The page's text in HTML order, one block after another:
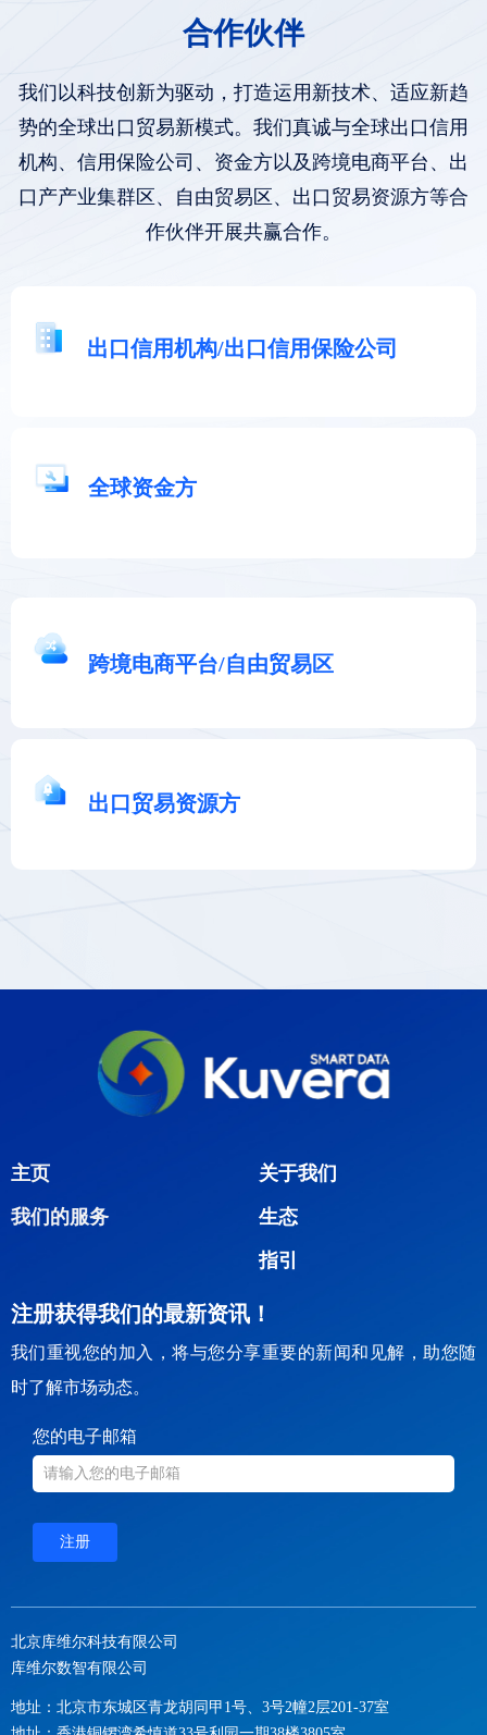
出口信用机构/出口信用保险公司
全球资金方
跨境电商平台/自由贸易区
出口贸易资源方
我们以科技创新为驱动，打造运用新技术、适应新趋
势的全球出口贸易新模式。我们真诚与全球出口信用
机构、信用保险公司、资金方以及跨境电商平台、出
口产产业集群区、自由贸易区、出口贸易资源方等合
作伙伴开展共赢合作。
合作伙伴
您的电子邮箱
注册
注册获得我们的最新资讯！
我们重视您的加入，将与您分享重要的新闻和见解，助您随
时了解市场动态。
主页
我们的服务
关于我们
生态
指引
北京库维尔科技有限公司
库维尔数智有限公司
地址：北京市东城区青龙胡同甲1号、3号2幢2层201-37室